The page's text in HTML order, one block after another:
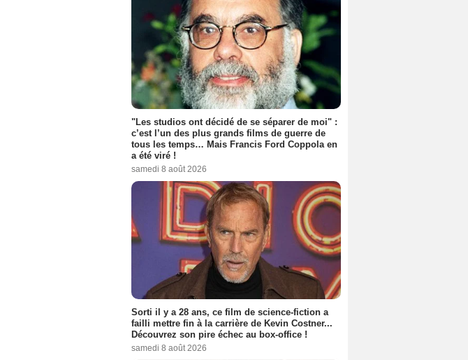
"Les studios ont décidé de se séparer de moi" :
c’est l’un des plus grands films de guerre de
tous les temps… Mais Francis Ford Coppola en
a été viré !
samedi 8 août 2026
Sorti il y a 28 ans, ce film de science-fiction a
failli mettre fin à la carrière de Kevin Costner...
Découvrez son pire échec au box-office !
samedi 8 août 2026